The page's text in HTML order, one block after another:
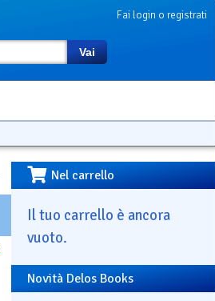
Fai login o registrati
Vai
Nel carrello
Il tuo carrello è ancora
vuoto.
Novità Delos Books